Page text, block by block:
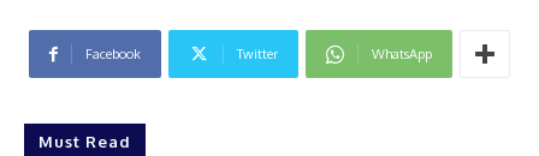
Facebook Twitter WhatsApp
Must Read